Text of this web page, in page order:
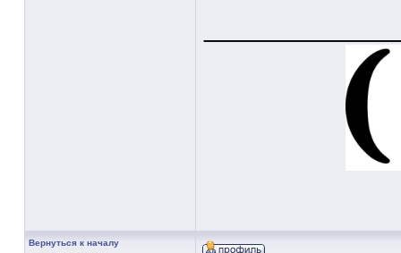
Вернуться к началу